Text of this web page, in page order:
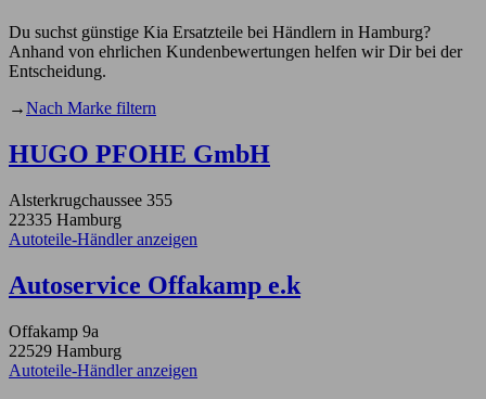
Du suchst günstige Kia Ersatzteile bei Händlern in Hamburg?
Anhand von ehrlichen Kundenbewertungen helfen wir Dir bei der
Entscheidung.
→Nach Marke filtern
HUGO PFOHE GmbH
Alsterkrugchaussee 355
22335 Hamburg
Autoteile-Händler anzeigen
Autoservice Offakamp e.k
Offakamp 9a
22529 Hamburg
Autoteile-Händler anzeigen